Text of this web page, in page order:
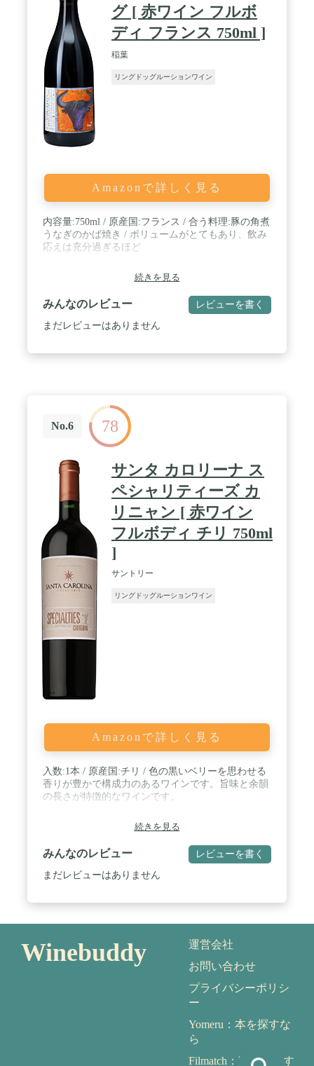
グ [ 赤ワイン フルボ
ディ フランス 750ml ]
稲葉
リングドッグルーションワイン
Amazonで詳しく見る
内容量:750ml / 原産国:フランス / 合う料理:豚の角煮
うなぎのかば焼き / ボリュームがとてもあり、飲み
応えは充分過ぎるほど
続きを見る
みんなのレビュー レビューを書く
まだレビューはありません
No.6 78
サンタ カロリーナ ス
ペシャリティーズ カ
リニャン [ 赤ワイン
フルボディ チリ 750ml
]
サントリー
リングドッグルーションワイン
Amazonで詳しく見る
入数:1本 / 原産国:チリ / 色の黒いベリーを思わせる
香りが豊かで構成力のあるワインです。旨味と余韻
の長さが特徴的なワインです。
続きを見る
みんなのレビュー レビューを書く
まだレビューはありません
Winebuddy
運営会社
お問い合わせ
プライバシーポリシ
ー
Yomeru：本を探すな
ら
Filmatch：映画を探す